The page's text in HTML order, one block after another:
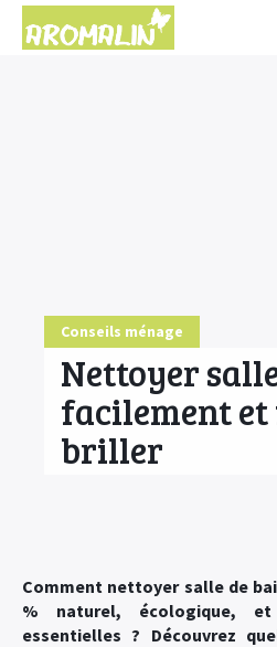
Conseils ménage
Nettoyer
facilement
briller
Comment nettoyer salle de
% naturel, écologique,
essentielles ? Découvrez
COMMENCER ICI